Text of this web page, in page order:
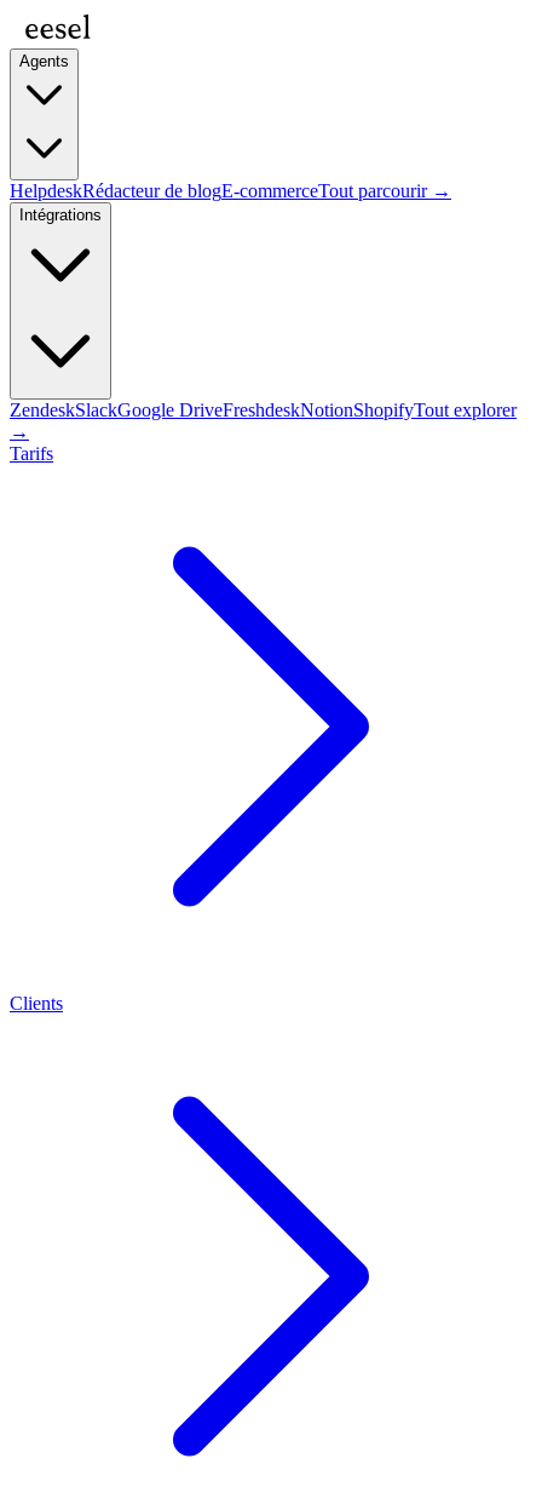
Agents
HelpdeskRédacteur de blogE-commerceTout parcourir →
Intégrations
ZendeskSlackGoogle DriveFreshdeskNotionShopifyTout explorer
→
Tarifs
Clients